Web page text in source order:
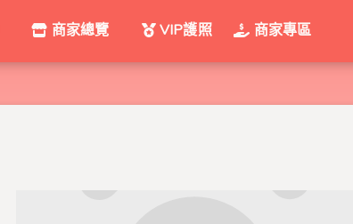
商家總覽 VIP護照 商家專區